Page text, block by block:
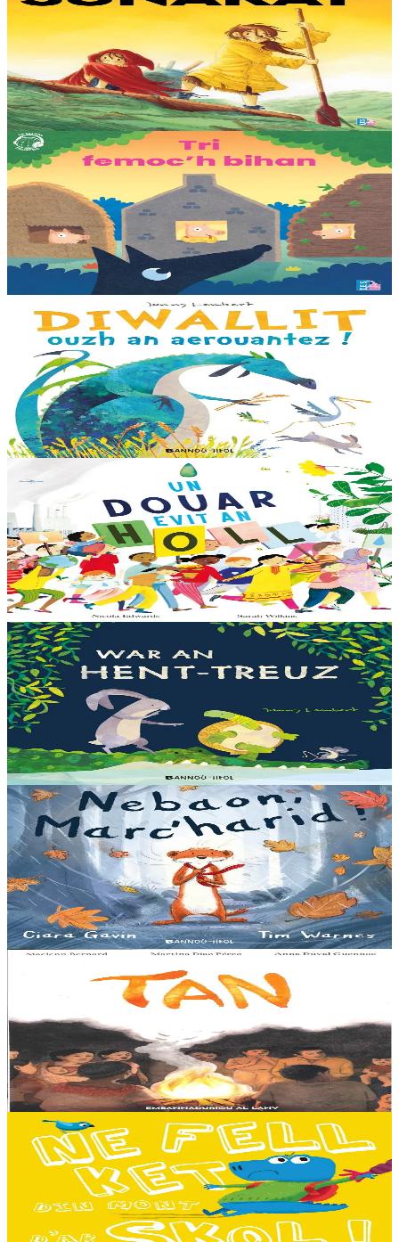
Sunakay
La mer est devenue une immense décharge dépourvue de vie sous-
marine. Deux soeurs survivent sur une île de plastique, au milieu des
déchets. Mais un évènement...
En stock25,00 €
3 ans et plus
TES
Les trois petits cochons
Il était une fois trois joyeux petits cochons qui vivaient avec leurs
parents. Il était temps pour chacun d’avoir sa propre maison ! Cette
collection propose...
12,00 €
Bannoù-heol
Look out, it's a Dragon!
Eflammez la dragonne est en quête d'une nouvelle maison. Mais
quand elle trouve la forêt parfaite, elle n'est pas la bienvenue...
"Ouste ! On ne veut pas de...
En stock13,00 €
Bannoù-heol
Like the Ocean We Rise
Notre planète est immense et magnifique, mais elle a besoin de notre
aide – elle a besoin de moi, elle a besoin de vous. Cet album illustré,
qui arrive à point...
En stock
13,00 €
3 ans et plus
Bannoù-heol
Let's all creep through crocodile creek
Qui sait quelles bêtes rôdent dans les marais quand la nuit tombe...
Pas les crocodiles en tout cas, Souris en est persuadée ! Ses amis ont
un doute : à quoi ça...
En stock13,00 €
3 ans et plus
Bannoù-heol
A little bit worried
Pris dans une violente tempête, Marc'harid construit une forteresse
pour s'y réfugier. Mais elle y rencontre Lagadeg, qui adore jouer
dans le vent et patauger sous la pluie....
En stock13,00 €
8 ans et plus
Tout en haut des vertes collines, là où les montagnes se couvrent du
brouillard des matinées feutrées, est perché le petit village maya de
Sakamch'en....
En stock11,00 €
3 ans et plus
Bannoù-heol
I don't want to go to school!
C'est le premier jour d'école des Souris et des Dinosaures. Ils n'ont
pas envie d'y aller. Mais quand les cours commencent, une très
grande surprise les attend…...